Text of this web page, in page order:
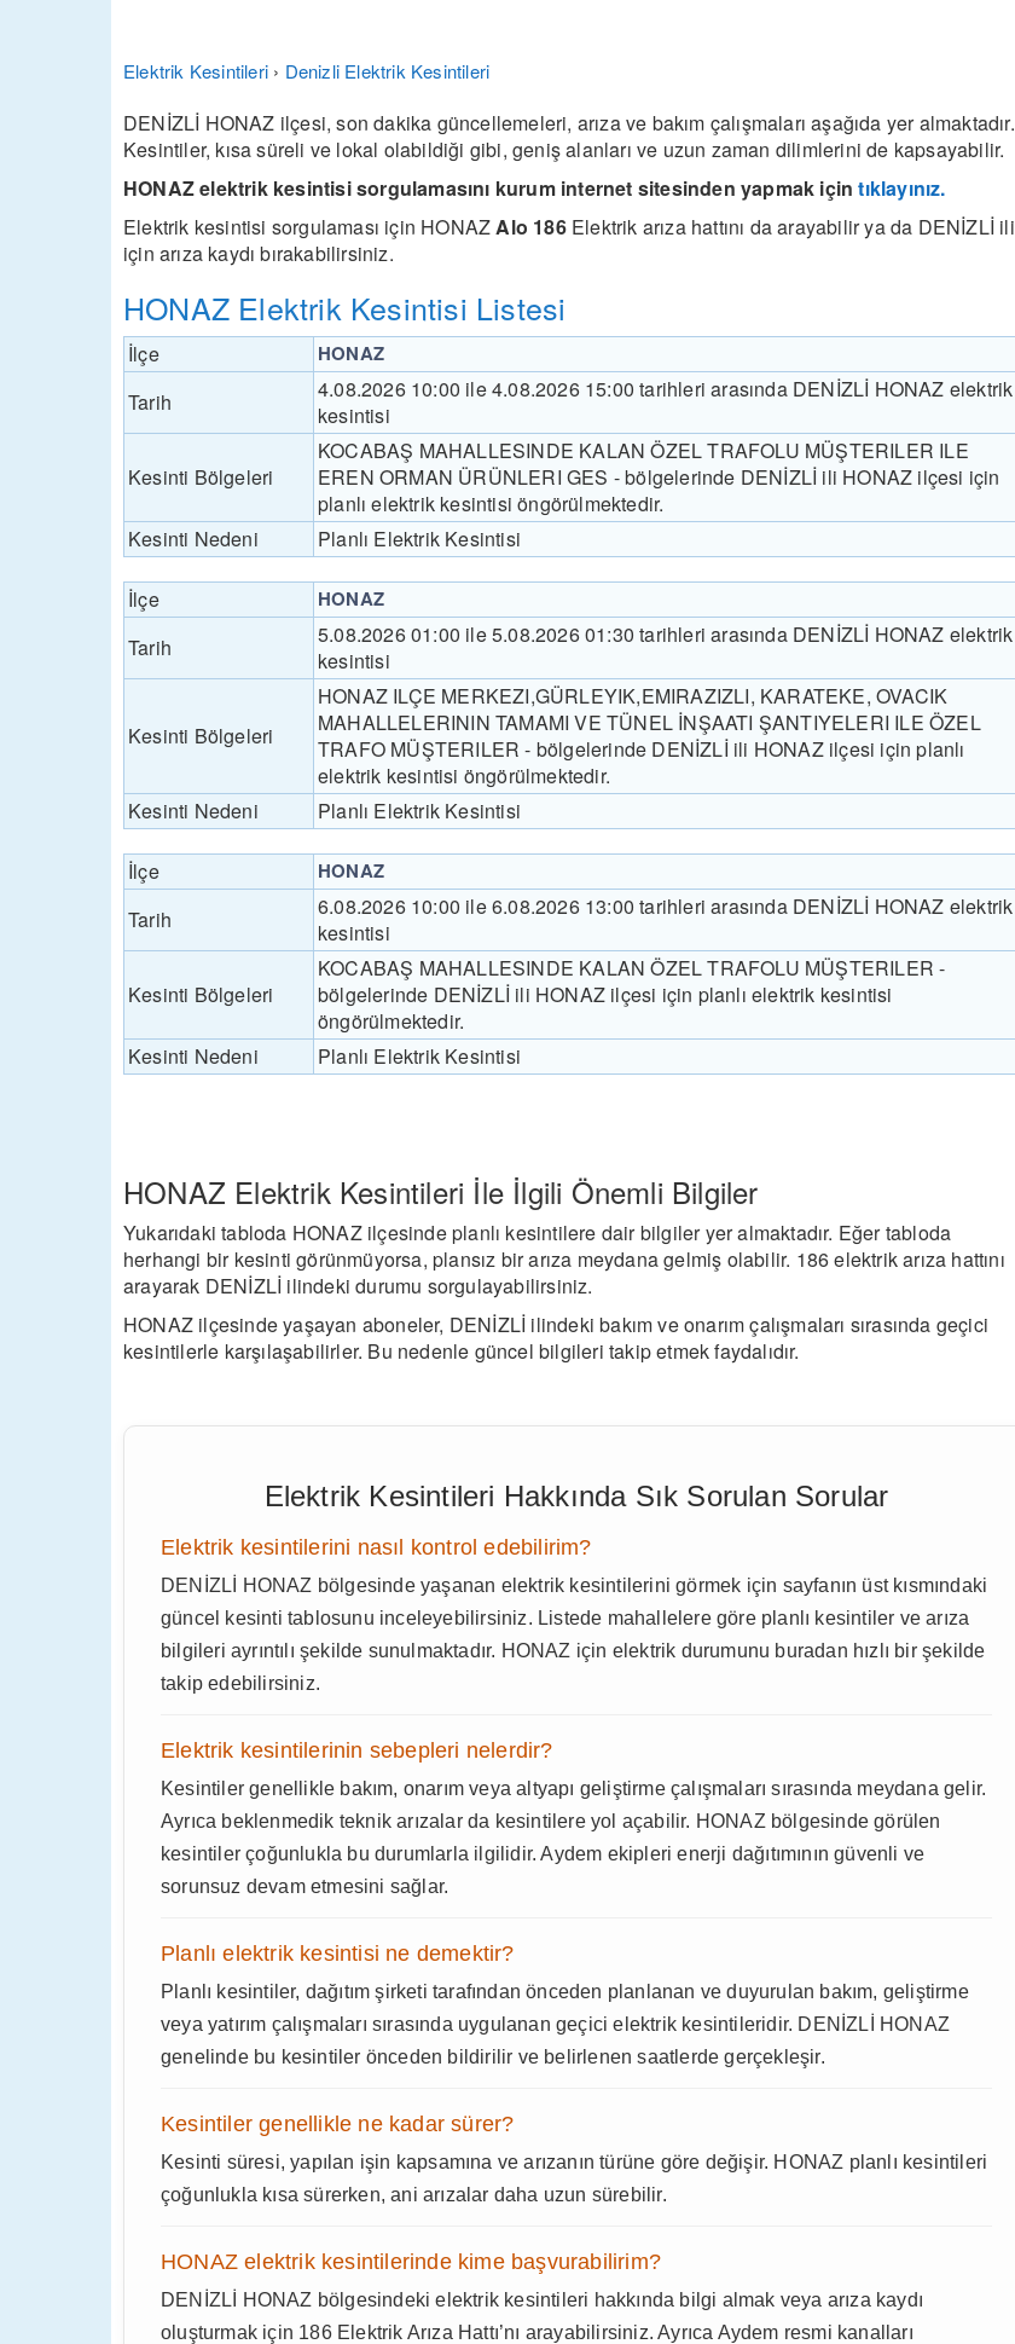
Elektrik Kesintileri › Denizli Elektrik Kesintileri
DENİZLİ HONAZ ilçesi, son dakika güncellemeleri, arıza ve bakım çalışmaları aşağıda yer almaktadır.
Kesintiler, kısa süreli ve lokal olabildiği gibi, geniş alanları ve uzun zaman dilimlerini de kapsayabilir.
HONAZ elektrik kesintisi sorgulamasını kurum internet sitesinden yapmak içintıklayınız.
Elektrik kesintisi sorgulaması için HONAZAlo 186Elektrik arıza hattını da arayabilir ya da DENİZLİ ili
için arıza kaydı bırakabilirsiniz.
HONAZ Elektrik Kesintisi Listesi
İlçe HONAZ
Tarih
4.08.2026 10:00 ile 4.08.2026 15:00 tarihleri arasında DENİZLİ HONAZ elektrik
kesintisi
Kesinti Bölgeleri
KOCABAŞ MAHALLESINDE KALAN ÖZEL TRAFOLU MÜŞTERILER ILE
EREN ORMAN ÜRÜNLERI GES - bölgelerinde DENİZLİ ili HONAZ ilçesi için
planlı elektrik kesintisi öngörülmektedir.
Kesinti Nedeni
Planlı Elektrik Kesintisi
İlçe HONAZ
Tarih
5.08.2026 01:00 ile 5.08.2026 01:30 tarihleri arasında DENİZLİ HONAZ elektrik
kesintisi
Kesinti Bölgeleri
HONAZ ILÇE MERKEZI,GÜRLEYIK,EMIRAZIZLI, KARATEKE, OVACIK
MAHALLELERININ TAMAMI VE TÜNEL İNŞAATI ŞANTIYELERI ILE ÖZEL
TRAFO MÜŞTERILER - bölgelerinde DENİZLİ ili HONAZ ilçesi için planlı
elektrik kesintisi öngörülmektedir.
Kesinti Nedeni
Planlı Elektrik Kesintisi
İlçe HONAZ
Tarih
6.08.2026 10:00 ile 6.08.2026 13:00 tarihleri arasında DENİZLİ HONAZ elektrik
kesintisi
Kesinti Bölgeleri
KOCABAŞ MAHALLESINDE KALAN ÖZEL TRAFOLU MÜŞTERILER -
bölgelerinde DENİZLİ ili HONAZ ilçesi için planlı elektrik kesintisi
öngörülmektedir.
Kesinti Nedeni
Planlı Elektrik Kesintisi
HONAZ Elektrik Kesintileri İle İlgili Önemli Bilgiler
Yukarıdaki tabloda HONAZ ilçesinde planlı kesintilere dair bilgiler yer almaktadır. Eğer tabloda
herhangi bir kesinti görünmüyorsa, plansız bir arıza meydana gelmiş olabilir. 186 elektrik arıza hattını
arayarak DENİZLİ ilindeki durumu sorgulayabilirsiniz.
HONAZ ilçesinde yaşayan aboneler, DENİZLİ ilindeki bakım ve onarım çalışmaları sırasında geçici
kesintilerle karşılaşabilirler. Bu nedenle güncel bilgileri takip etmek faydalıdır.
Elektrik Kesintileri Hakkında Sık Sorulan Sorular
Elektrik kesintilerini nasıl kontrol edebilirim?
DENİZLİ HONAZ bölgesinde yaşanan elektrik kesintilerini görmek için sayfanın üst kısmındaki
güncel kesinti tablosunu inceleyebilirsiniz. Listede mahallelere göre planlı kesintiler ve arıza
bilgileri ayrıntılı şekilde sunulmaktadır. HONAZ için elektrik durumunu buradan hızlı bir şekilde
takip edebilirsiniz.
Elektrik kesintilerinin sebepleri nelerdir?
Kesintiler genellikle bakım, onarım veya altyapı geliştirme çalışmaları sırasında meydana gelir.
Ayrıca beklenmedik teknik arızalar da kesintilere yol açabilir. HONAZ bölgesinde görülen
kesintiler çoğunlukla bu durumlarla ilgilidir. Aydem ekipleri enerji dağıtımının güvenli ve
sorunsuz devam etmesini sağlar.
Planlı elektrik kesintisi ne demektir?
Planlı kesintiler, dağıtım şirketi tarafından önceden planlanan ve duyurulan bakım, geliştirme
veya yatırım çalışmaları sırasında uygulanan geçici elektrik kesintileridir. DENİZLİ HONAZ
genelinde bu kesintiler önceden bildirilir ve belirlenen saatlerde gerçekleşir.
Kesintiler genellikle ne kadar sürer?
Kesinti süresi, yapılan işin kapsamına ve arızanın türüne göre değişir. HONAZ planlı kesintileri
çoğunlukla kısa sürerken, ani arızalar daha uzun sürebilir.
HONAZ elektrik kesintilerinde kime başvurabilirim?
DENİZLİ HONAZ bölgesindeki elektrik kesintileri hakkında bilgi almak veya arıza kaydı
oluşturmak için 186 Elektrik Arıza Hattı’nı arayabilirsiniz. Ayrıca Aydem resmi kanalları